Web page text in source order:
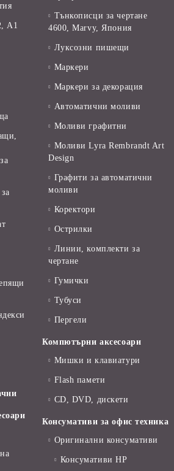
А1
Тънкописци за чертане
4600, Marvy, Япония
Луксозни пишещи
Маркери
Маркери за декорация
Автоматични моливи
Моливи графитни
Моливи Lyra Rembrandt Art
Design
Графити за автоматични
моливи
Коректори
Острилки
Линии, комплекти за
чертане
Гумички
Тубуси
Пергели
Компютърни аксесоари
Мишки и клавиатури
Flash памети
CD, DVD, дискети
Консумативи за офис техника
Оригинални консумативи
Консумативи HP